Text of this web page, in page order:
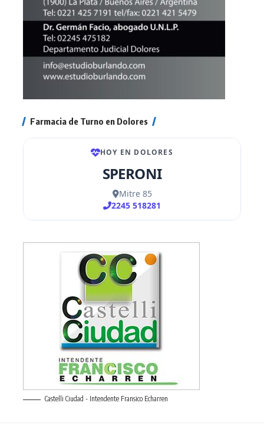
Farmacia de Turno en Dolores
Castelli Ciudad - Intendente Fransico Echarren